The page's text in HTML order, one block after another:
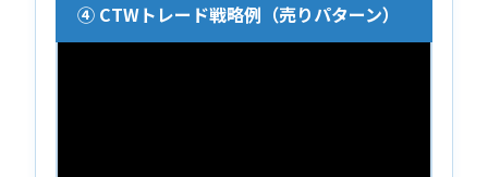
④ CTWトレード戦略例（売りパターン）